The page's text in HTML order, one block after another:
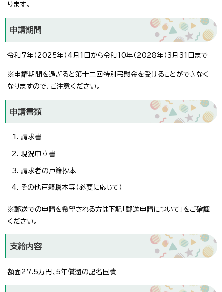
ります。
申請期間
令和7年（2025年）4月1日から令和10年（2028年）3月31日まで
※申請期間を過ぎると第十二回特別弔慰金を受けることができなく
なりますので、ご注意ください。
申請書類
請求書
現況申立書
請求者の戸籍抄本
その他戸籍謄本等（必要に応じて）
※郵送での申請を希望される方は下記「郵送申請について」をご確認
ください。
支給内容
額面27.5万円、5年償還の記名国債